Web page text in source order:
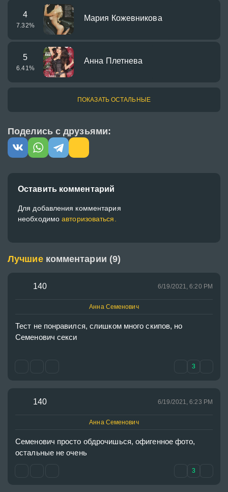
4
7.32%
Мария Кожевникова
5
6.41%
Анна Плетнева
ПОКАЗАТЬ ОСТАЛЬНЫЕ
Поделись с друзьями:
Оставить комментарий
Для добавления комментария
необходимоавторизоваться.
Лучшие комментарии (9)
140 6/19/2021, 6:20 PM
Анна Семенович
Тест не понравился, слишком много скипов, но
Семенович секси
3
140 6/19/2021, 6:23 PM
Анна Семенович
Семенович просто обдрочишься, офигенное фото,
остальные не очень
3